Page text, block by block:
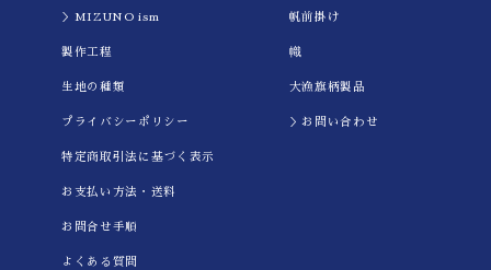
＞MIZUNO ism
製作工程
生地の種類
プライバシーポリシー
特定商取引法に基づく表示
お支払い方法・送料
お問合せ手順
よくある質問
帆前掛け
幟
大漁旗柄製品
＞お問い合わせ